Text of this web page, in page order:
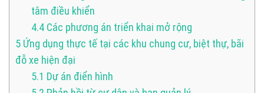
tâm điều khiển
4.4 Các phương án triển khai mở rộng
5 Ứng dụng thực tế tại các khu chung cư, biệt thự, bãi
đỗ xe hiện đại
5.1 Dự án điển hình